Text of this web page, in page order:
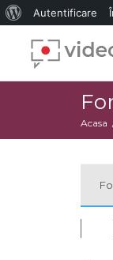
Despre
WordPress
Autentificare
Acasa